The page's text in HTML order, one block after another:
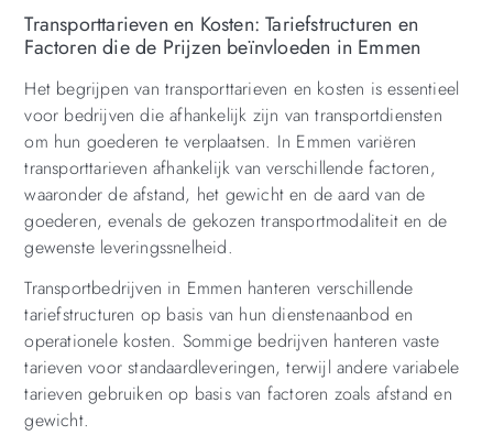
Transporttarieven en Kosten: Tariefstructuren en
Factoren die de Prijzen beïnvloeden in Emmen
Het begrijpen van transporttarieven en kosten is essentieel
voor bedrijven die afhankelijk zijn van transportdiensten
om hun goederen te verplaatsen. In Emmen variëren
transporttarieven afhankelijk van verschillende factoren,
waaronder de afstand, het gewicht en de aard van de
goederen, evenals de gekozen transportmodaliteit en de
gewenste leveringssnelheid.
Transportbedrijven in Emmen hanteren verschillende
tariefstructuren op basis van hun dienstenaanbod en
operationele kosten. Sommige bedrijven hanteren vaste
tarieven voor standaardleveringen, terwijl andere variabele
tarieven gebruiken op basis van factoren zoals afstand en
gewicht.